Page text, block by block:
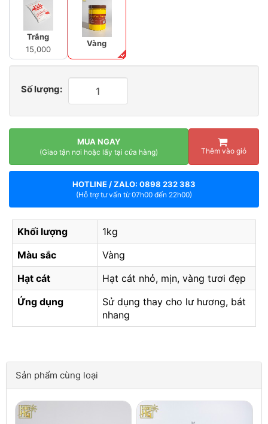
Trắng
15,000
Vàng
Số lượng:
MUA NGAY
(Giao tận nơi hoặc lấy tại cửa hàng) Thêm vào giỏ
HOTLINE / ZALO: 0898 232 383
(Hỗ trợ tư vấn từ 07h00 đến 22h00)
Khối lượng
1kg
Màu sắc
Vàng
Hạt cát
Hạt cát nhỏ, mịn, vàng tươi đẹp
Ứng dụng
Sử dụng thay cho lư hương, bát
nhang
Sản phẩm cùng loại